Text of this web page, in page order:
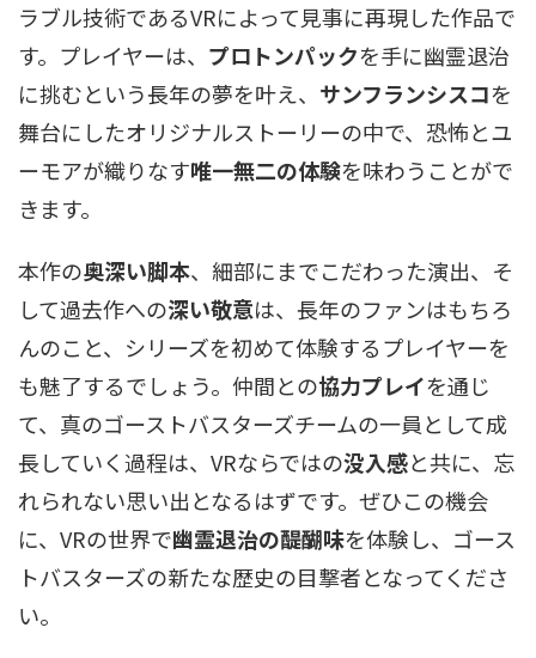
ラブル技術であるVRによって見事に再現した作品で
す。プレイヤーは、 プロトンパックを手に幽霊退治
に挑むという長年の夢を叶え、 サンフランシスコを
舞台にしたオリジナルストーリーの中で、恐怖とユ
ーモアが織りなす唯一無二の体験を味わうことがで
きます。
本作の奥深い脚本、細部にまでこだわった演出、そ
して過去作への深い敬意は、長年のファンはもちろ
んのこと、シリーズを初めて体験するプレイヤーを
も魅了するでしょう。仲間との協力プレイを通じ
て、真のゴーストバスターズチームの一員として成
長していく過程は、VRならではの没入感と共に、忘
れられない思い出となるはずです。ぜひこの機会
に、VRの世界で幽霊退治の醍醐味を体験し、ゴース
トバスターズの新たな歴史の目撃者となってくださ
い。